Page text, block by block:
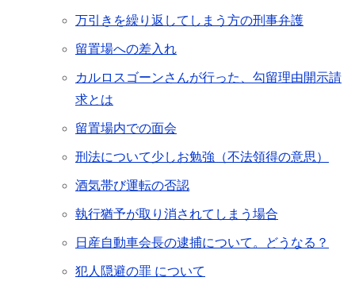
万引きを繰り返してしまう方の刑事弁護
留置場への差入れ
カルロスゴーンさんが行った、勾留理由開示請
求とは
留置場内での面会
刑法について少しお勉強（不法領得の意思）
酒気帯び運転の否認
執行猶予が取り消されてしまう場合
日産自動車会長の逮捕について。どうなる？
犯人隠避の罪 について